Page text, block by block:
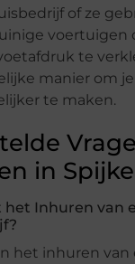
of ze
voertuigen
te
manier om
te maken.
in
het Inhuren van
het inhuren van